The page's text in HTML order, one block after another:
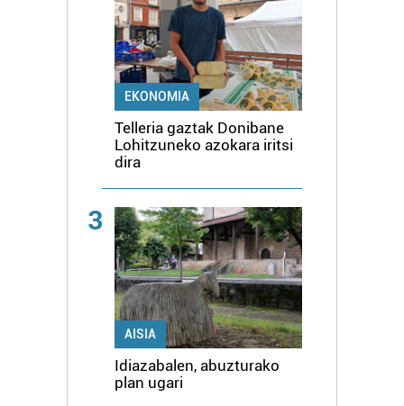
EKONOMIA
Telleria gaztak Donibane
Lohitzuneko azokara iritsi
dira
3
AISIA
Idiazabalen, abuzturako
plan ugari